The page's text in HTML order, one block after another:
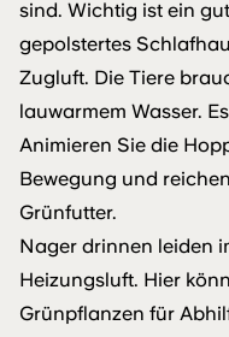
sind. Wichtig ist ein
gepolstertes
Zugluft. Die Tiere
lauwarmem Wasser.
Animieren Sie die
Bewegung und
Grünfutter.
Nager drinnen leiden
Heizungsluft. Hier
Grünpflanzen für